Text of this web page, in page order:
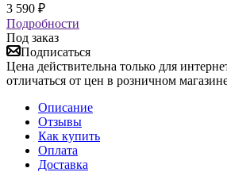
3 590 ₽
Подробности
Под заказ
Подписаться
Цена действительна только для
отличаться от цен в розничном
Описание
Отзывы
Как купить
Оплата
Доставка